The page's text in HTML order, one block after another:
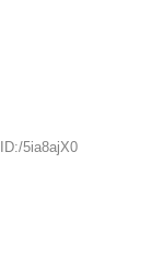
5ia8ajX0